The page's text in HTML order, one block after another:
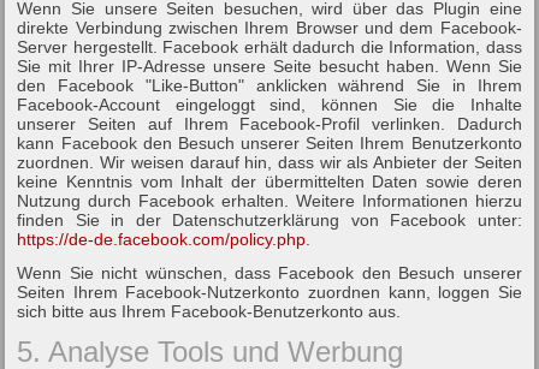
Wenn Sie unsere Seiten besuchen, wird über das Plugin eine
direkte Verbindung zwischen Ihrem Browser und dem Facebook-
Server hergestellt. Facebook erhält dadurch die Information, dass
Sie mit Ihrer IP-Adresse unsere Seite besucht haben. Wenn Sie
den Facebook "Like-Button" anklicken während Sie in Ihrem
Facebook-Account eingeloggt sind, können Sie die Inhalte
unserer Seiten auf Ihrem Facebook-Profil verlinken. Dadurch
kann Facebook den Besuch unserer Seiten Ihrem Benutzerkonto
zuordnen. Wir weisen darauf hin, dass wir als Anbieter der Seiten
keine Kenntnis vom Inhalt der übermittelten Daten sowie deren
Nutzung durch Facebook erhalten. Weitere Informationen hierzu
finden Sie in der Datenschutzerklärung von Facebook unter:
https://de-de.facebook.com/policy.php
Wenn Sie nicht wünschen, dass Facebook den Besuch unserer
Seiten Ihrem Facebook-Nutzerkonto zuordnen kann, loggen Sie
sich bitte aus Ihrem Facebook-Benutzerkonto aus.
5. Analyse Tools und Werbung